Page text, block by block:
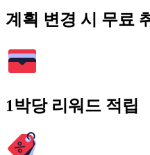
계획 변경 시 무료
1박당 리워드 적립